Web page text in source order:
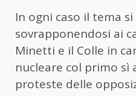
In ogni caso il tema
sovrapponendosi ai
Minetti e il Colle in
nucleare col primo sì
proteste delle